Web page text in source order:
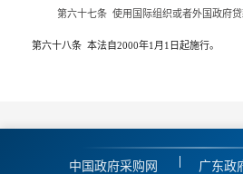
第六十七条 使用国际组织或者外国政府
第六十八条 本法自2000年1月1日起施行。
中国政府采购网
广东政